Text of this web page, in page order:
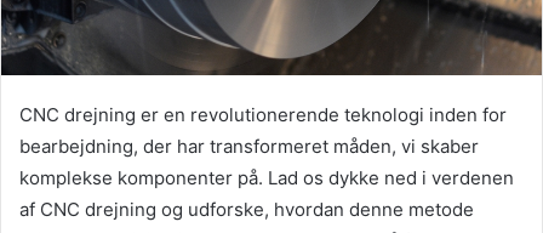
CNC drejning er en revolutionerende teknologi inden for
bearbejdning, der har transformeret måden, vi skaber
komplekse komponenter på. Lad os dykke ned i verdenen
af CNC drejning og udforske, hvordan denne metode